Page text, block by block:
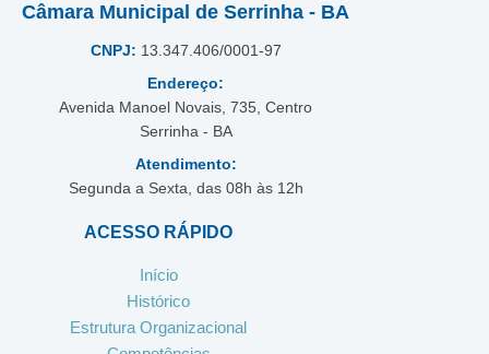
Câmara Municipal de Serrinha - BA
CNPJ: 13.347.406/0001-97
Endereço:
Avenida Manoel Novais, 735, Centro
Serrinha - BA
Atendimento:
Segunda a Sexta, das 08h às 12h
ACESSO RÁPIDO
Início
Histórico
Estrutura Organizacional